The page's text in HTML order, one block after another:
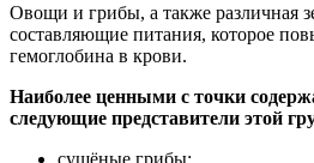
Овощи и грибы, а также различная
составляющие питания, которое
гемоглобина в крови.
Наиболее ценными с точки
следующие представители этой
сушёные грибы;